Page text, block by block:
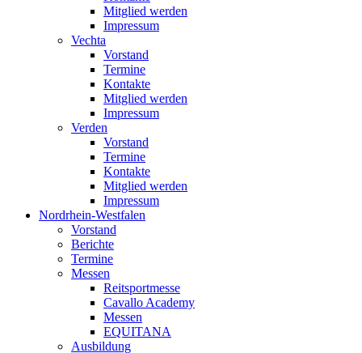
Mitglied werden
Impressum
Vechta
Vorstand
Termine
Kontakte
Mitglied werden
Impressum
Verden
Vorstand
Termine
Kontakte
Mitglied werden
Impressum
Nordrhein-Westfalen
Vorstand
Berichte
Termine
Messen
Reitsportmesse
Cavallo Academy
Messen
EQUITANA
Ausbildung